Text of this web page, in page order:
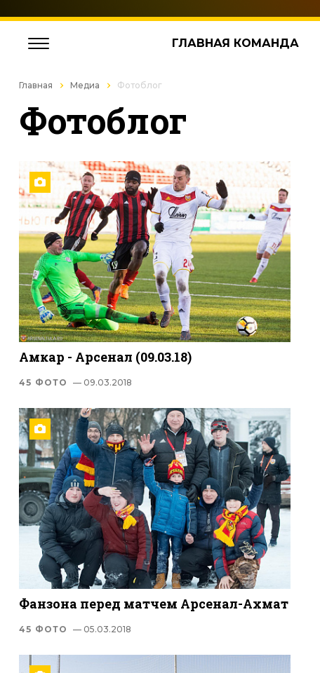
ГЛАВНАЯ КОМАНДА
Главная Медиа Фотоблог
Фотоблог
Амкар - Арсенал (09.03.18)
45 ФОТО — 09.03.2018
Фанзона перед матчем Арсенал-Ахмат
45 ФОТО — 05.03.2018